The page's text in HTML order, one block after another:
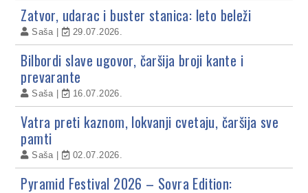
Zatvor, udarac i buster stanica: leto beleži
Saša 29.07.2026.
Bilbordi slave ugovor, čaršija broji kante i
prevarante
Saša 16.07.2026.
Vatra preti kaznom, lokvanji cvetaju, čaršija sve
pamti
Saša 02.07.2026.
Pyramid Festival 2026 – Sovra Edition: